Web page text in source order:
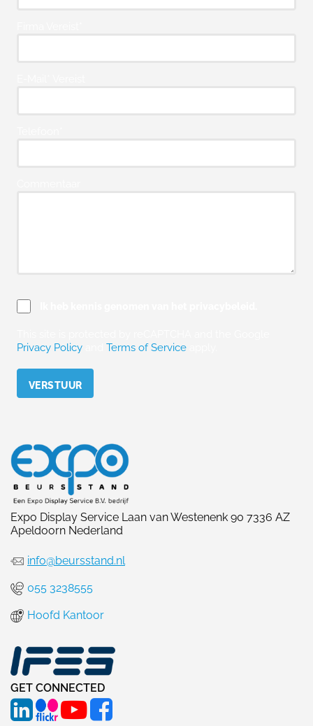
Privacy Policy
Terms of Service
Expo Display Service Laan van Westenenk 90 7336 AZ
Apeldoorn Nederland
info@beursstand.nl
055 3238555
Hoofd Kantoor
GET CONNECTED